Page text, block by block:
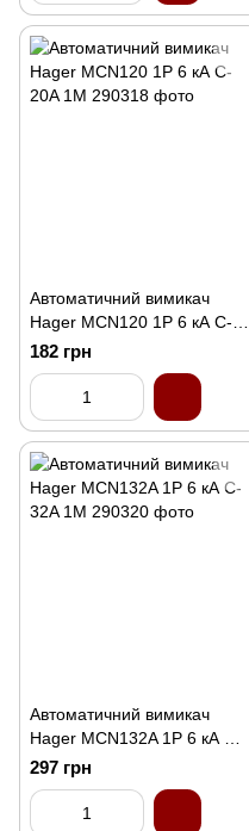
Автоматичний вимикач
Hager MCN120 1P 6 кА C-
20A 1M
182 грн
Автоматичний вимикач
Hager MCN132A 1P 6 кА C-
32A 1M
297 грн